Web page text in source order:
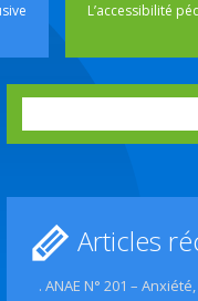
L’accessibilité
Articles
. ANAE N° 201 –